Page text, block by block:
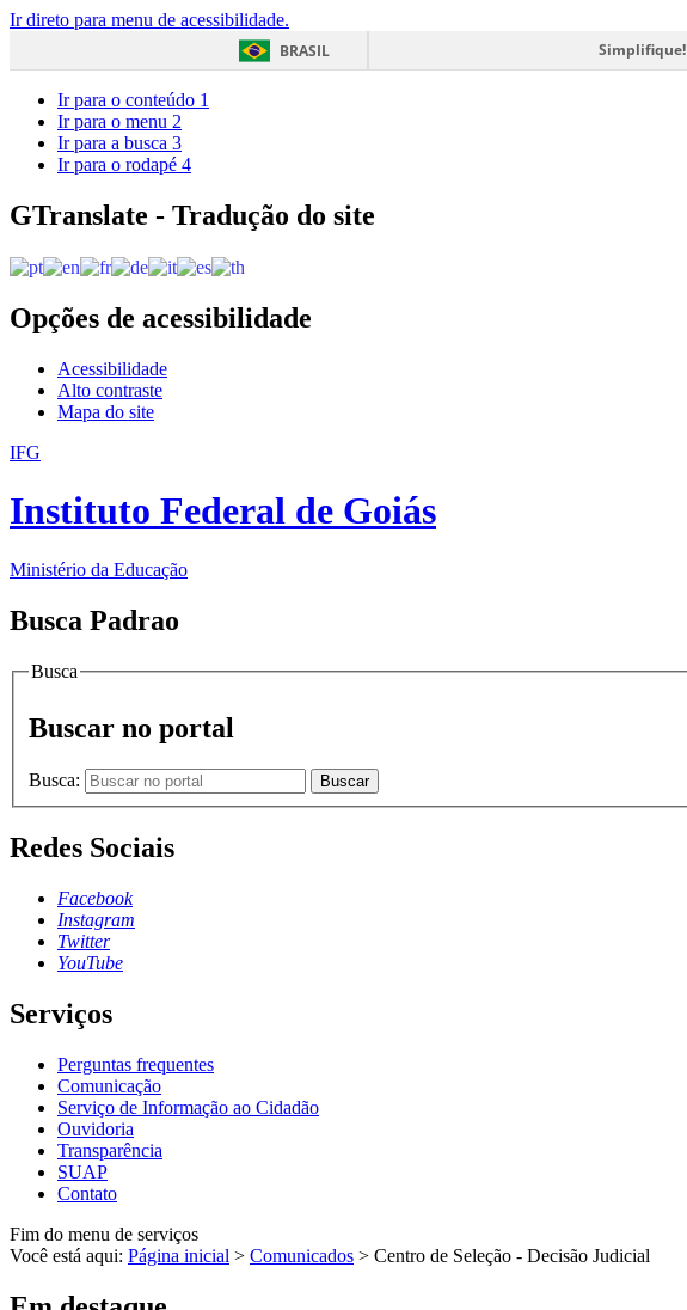
Ir direto para menu de acessibilidade.
BRASIL
Simplifique!
Ir para o conteúdo 1
Ir para o menu 2
Ir para a busca 3
Ir para o rodapé 4
GTranslate - Tradução do site
Opções de acessibilidade
Acessibilidade
Alto contraste
Mapa do site
IFG
Instituto Federal de Goiás
Ministério da Educação
Busca Padrao
Busca
Buscar no portal
Busca: Buscar
Redes Sociais
Facebook
Instagram
Twitter
YouTube
Serviços
Perguntas frequentes
Comunicação
Serviço de Informação ao Cidadão
Ouvidoria
Transparência
SUAP
Contato
Fim do menu de serviços
Você está aqui: Página inicial > Comunicados > Centro de Seleção - Decisão Judicial